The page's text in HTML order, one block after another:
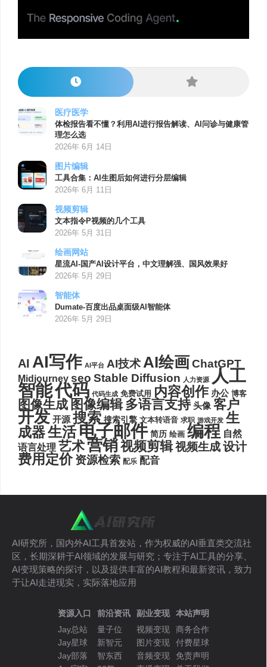
医疗医学
体检报告看不懂？利用AI进行报告解读、AI问诊与健康管
理怎么选
2026年 6月 14日
图片编辑
工具合集：AI生图后如何进行分层编辑
2026年 6月 11日
视频剪辑
文本指令P视频的几个工具
2026年 5月 31日
绘画网站
星流AI-国产AI设计平台，中文理解强、国风效果好
2026年 5月 29日
智能体
Dumate-百度出品桌面级AI智能体
2026年 5月 29日
AI AI写作 AI平台 AI技术AI绘画ChatGPT
Midjourney seo Stable Diffusion 人力资源 人工
智能代码 代码生成 免费试用 内容创作 办公 博客
图像生成 图像编辑 多语言支持 头像 客户
开发 开源 搜索 搜索引擎 文本转语音 求职 游戏开发 生
成器生活电子邮件 简历 绘画 编程 自然
语言处理 艺术营销视频剪辑视频生成设计
费用定价 资源检索 配乐 配音
AI研究所，国内外AI工具首发站，作为权威的AI垂直类交流社
区，长期深耕于AI领域的发展与研究；专注于AI工具的分享、
AI变现策略的探讨，以及提供丰富的AI教程和最新资讯，致力
于让AI走进现实，实际落地应用
资源入口
Jay总站
Jay星球
Jay部落
前沿资讯
量子位
新智元
智东西
副业变现
视频变现
图片变现
音频变现
本站声明
商务合作
付费星球
免责声明